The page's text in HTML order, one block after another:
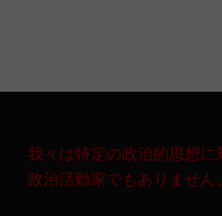
我々は特定の政治的思想に
政治活動家でもありませ